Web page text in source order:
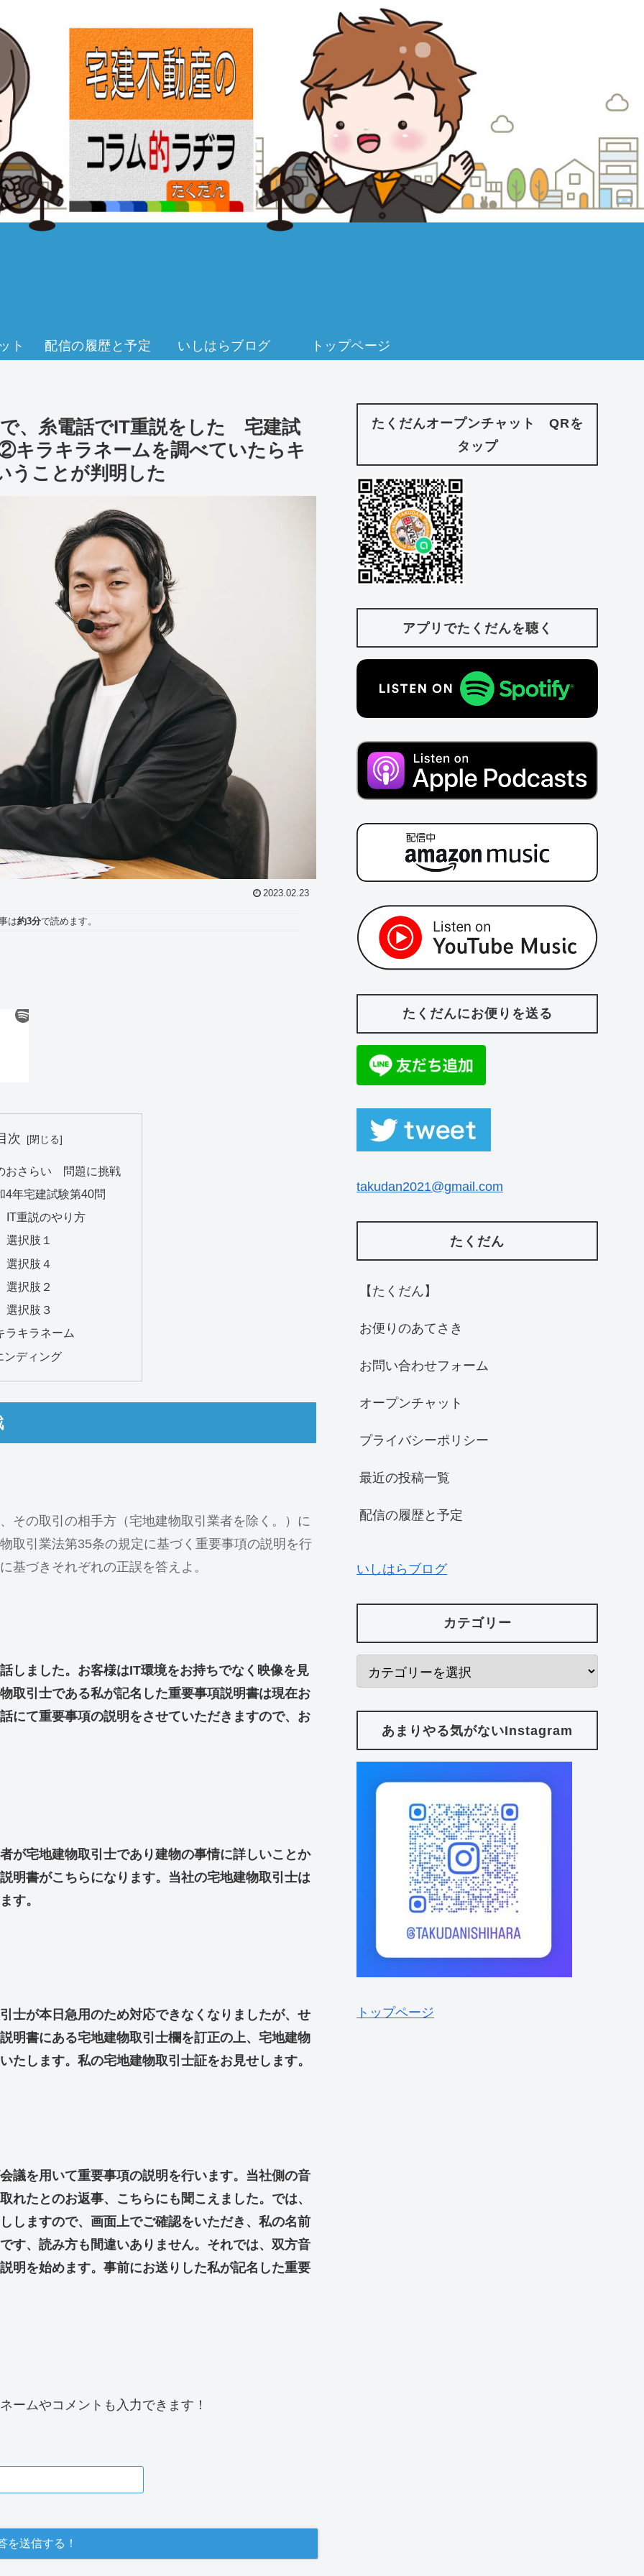
ト 配信の履歴と予定 いしはらブログ トップページ
、糸電話でIT重説をした 宅建試
ラキラネームを調べていたらキ
うことが判明した
2023.02.23
は約3分で読めます。
次
おさらい 問題に挑戦
年宅建試験第40問
IT重説のやり方
択肢１
選択肢４
選択肢２
選択肢３
ラキラネーム
ディング
その取引の相手方（宅地建物取引業者を除く。）に
取引業法第35条の規定に基づく重要事項の説明を行
基づきそれぞれの正誤を答えよ。
しました。お客様はIT環境をお持ちでなく映像を見
取引士である私が記名した重要事項説明書は現在お
にて重要事項の説明をさせていただきますので、お
が宅地建物取引士であり建物の事情に詳しいことか
明書がこちらになります。当社の宅地建物取引士は
す。
士が本日急用のため対応できなくなりましたが、せ
明書にある宅地建物取引士欄を訂正の上、宅地建物
たします。私の宅地建物取引士証をお見せします。
議を用いて重要事項の説明を行います。当社側の音
れたとのお返事、こちらにも聞こえました。では、
しますので、画面上でご確認をいただき、私の名前
す、読み方も間違いありません。それでは、双方音
明を始めます。事前にお送りした私が記名した重要
ームやコメントも入力できます！
たくだんオープンチャット QRを
タップ
アプリでたくだんを聴く
たくだんにお便りを送る
takudan2021@gmail.com
たくだん
【たくだん】
お便りのあてさき
お問い合わせフォーム
オープンチャット
プライバシーポリシー
最近の投稿一覧
配信の履歴と予定
いしはらブログ
カテゴリー
あまりやる気がないInstagram
トップページ